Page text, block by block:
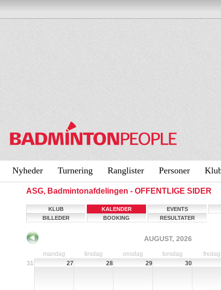
Nyheder Turnering Ranglister Personer
ASG, Badmintonafdelingen - OFFENTLIGE SIDER
KLUB KALENDER
EVENTS
BILLEDER
BOOKING RESULTATER
AUGUST, 2026
mandag tirsdag onsdag torsdag
fredag
31
27 28 29 30